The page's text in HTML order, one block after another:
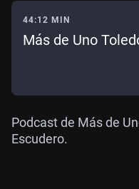
44:12 MIN
Más de Uno
Podcast de Más de
Escudero.